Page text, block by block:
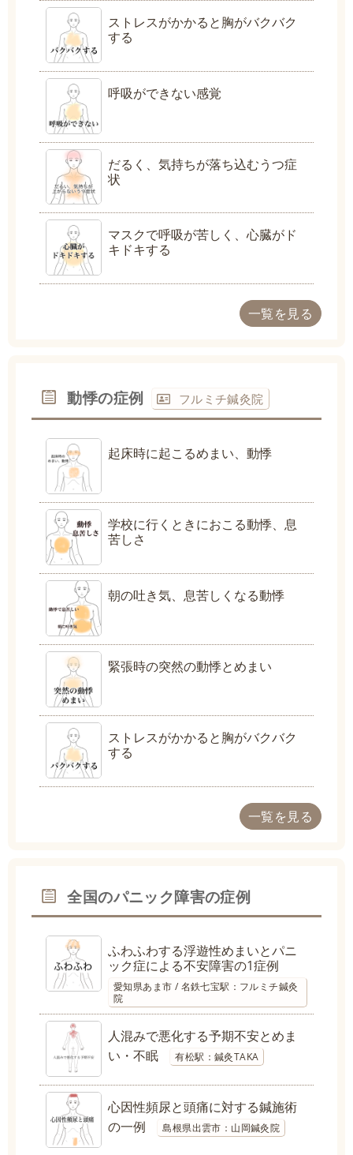
ストレスがかかると胸がバクバク
する
呼吸ができない感覚
だるく、気持ちが落ち込むうつ症
状
マスクで呼吸が苦しく、心臓がド
キドキする
一覧を見る
動悸の症例 フルミチ鍼灸院
起床時に起こるめまい、動悸
学校に行くときにおこる動悸、息
苦しさ
朝の吐き気、息苦しくなる動悸
緊張時の突然の動悸とめまい
ストレスがかかると胸がバクバク
する
一覧を見る
全国のパニック障害の症例
ふわふわする浮遊性めまいとパニ
ック症による不安障害の1症例
愛知県あま市 / 名鉄七宝駅：フルミチ鍼灸
院
人混みで悪化する予期不安とめま
い・不眠
有松駅：鍼灸TAKA
心因性頻尿と頭痛に対する鍼施術
の一例
島根県出雲市：山岡鍼灸院